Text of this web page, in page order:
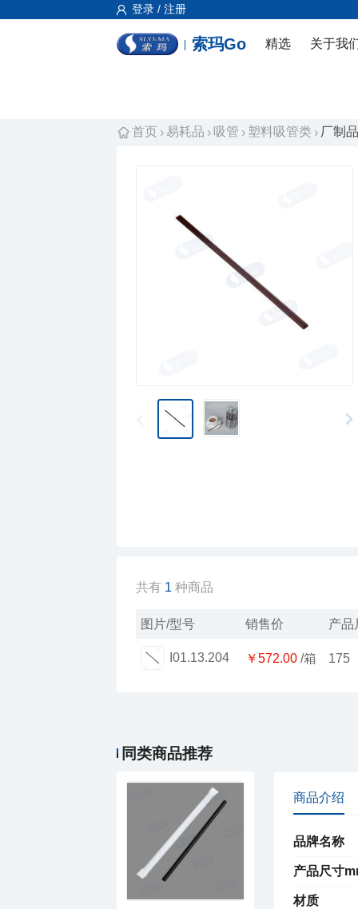
登录 / 注册
索玛Go 精选 关于我
首页 易耗品 吸管 塑料吸管类 厂制
共有 1 种商品
图片/型号 销售价 产品
I01.13.204 ￥572.00/箱 175
同类商品推荐
商品介绍
品牌名称
产品尺寸
材质